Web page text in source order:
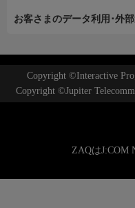
お客さまのデータ利用･外
Copyright ©Interactive
Copyright ©Jupiter
ZAQはJ:COM